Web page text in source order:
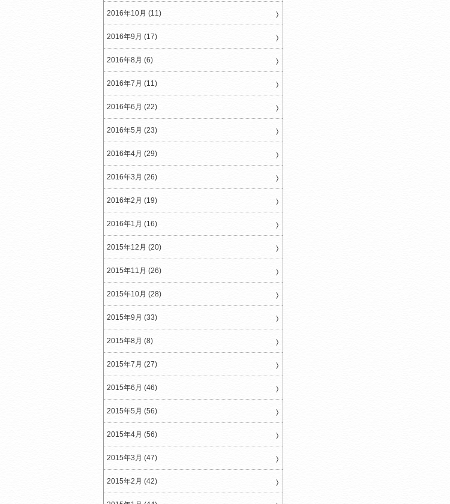
2016年10月 (11)
2016年9月 (17)
2016年8月 (6)
2016年7月 (11)
2016年6月 (22)
2016年5月 (23)
2016年4月 (29)
2016年3月 (26)
2016年2月 (19)
2016年1月 (16)
2015年12月 (20)
2015年11月 (26)
2015年10月 (28)
2015年9月 (33)
2015年8月 (8)
2015年7月 (27)
2015年6月 (46)
2015年5月 (56)
2015年4月 (56)
2015年3月 (47)
2015年2月 (42)